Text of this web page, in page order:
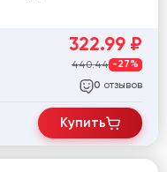
322.99 ₽
440.44 -27%
0 отзывов
Купить